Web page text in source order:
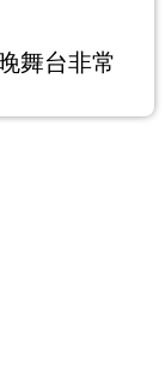
舞台非常